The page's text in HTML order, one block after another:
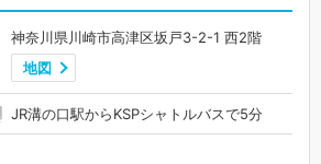
神奈川県川崎市高津区坂戸3-2-1 西2階
地図
JR溝の口駅からKSPシャトルバスで5分